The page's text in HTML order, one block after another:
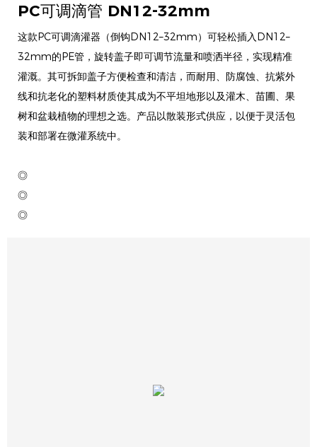
PC可调滴管 DN12-32mm
这款PC可调滴灌器（倒钩DN12–32mm）可轻松插入DN12–
32mm的PE管，旋转盖子即可调节流量和喷洒半径，实现精准
灌溉。其可拆卸盖子方便检查和清洁，而耐用、防腐蚀、抗紫外
线和抗老化的塑料材质使其成为不平坦地形以及灌木、苗圃、果
树和盆栽植物的理想之选。产品以散装形式供应，以便于灵活包
装和部署在微灌系统中。
◎
◎
◎